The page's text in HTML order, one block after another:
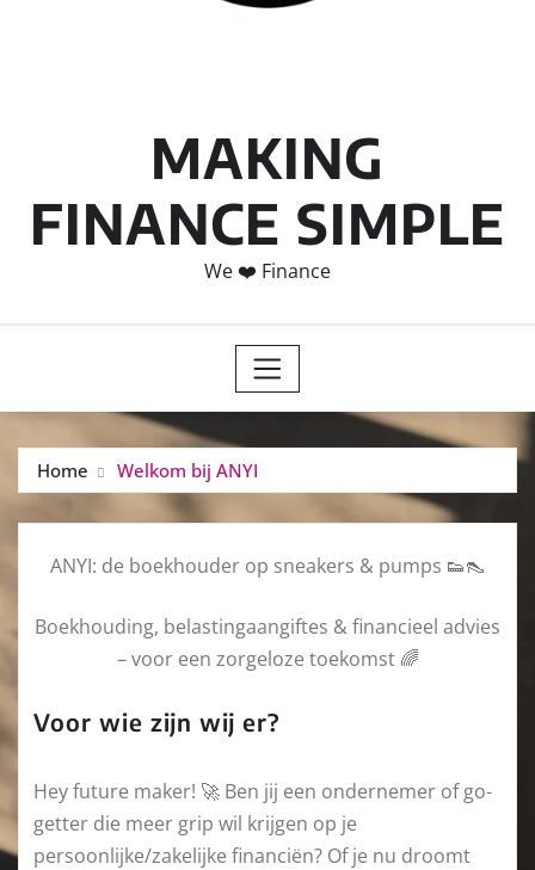
MAKING
FINANCE SIMPLE
We ❤️ Finance
Home Welkom bij ANYI
ANYI: de boekhouder op sneakers & pumps 👟👠
Boekhouding, belastingaangiftes & financieel advies
– voor een zorgeloze toekomst 🌈
Voor wie zijn wij er?
Hey future maker! 🚀 Ben jij een ondernemer of go-
getter die meer grip wil krijgen op je
persoonlijke/zakelijke financiën? Of je nu droomt